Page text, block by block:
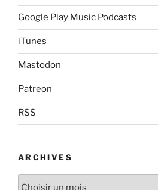
Google Play Music Podcasts
iTunes
Mastodon
Patreon
RSS
ARCHIVES